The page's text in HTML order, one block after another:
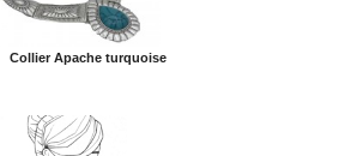
Collier Apache turquoise